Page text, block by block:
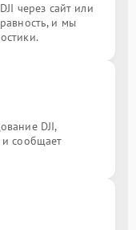
через сайт или
и мы
DJI,
и сообщает